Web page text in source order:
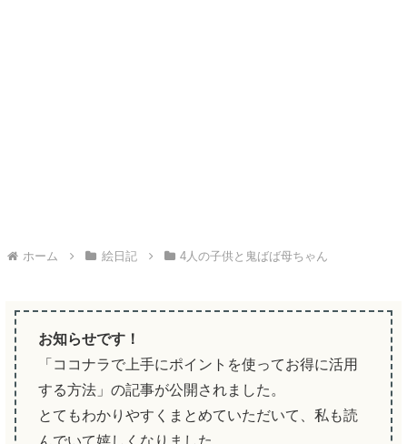
ホーム 絵日記 4人の子供と鬼ばば母ちゃん
お知らせです！
「ココナラで上手にポイントを使ってお得に活用
する方法」の記事が公開されました。
とてもわかりやすくまとめていただいて、私も読